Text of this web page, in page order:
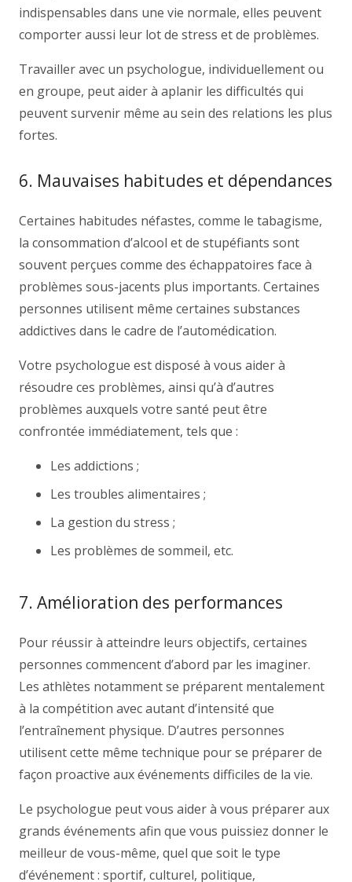
indispensables dans une vie normale, elles peuvent
comporter aussi leur lot de stress et de problèmes.
Travailler avec un psychologue, individuellement ou
en groupe, peut aider à aplanir les difficultés qui
peuvent survenir même au sein des relations les plus
fortes.
6. Mauvaises habitudes et dépendances
Certaines habitudes néfastes, comme le tabagisme,
la consommation d’alcool et de stupéfiants sont
souvent perçues comme des échappatoires face à
problèmes sous-jacents plus importants. Certaines
personnes utilisent même certaines substances
addictives dans le cadre de l’automédication.
Votre psychologue est disposé à vous aider à
résoudre ces problèmes, ainsi qu’à d’autres
problèmes auxquels votre santé peut être
confrontée immédiatement, tels que :
Les addictions ;
Les troubles alimentaires ;
La gestion du stress ;
Les problèmes de sommeil, etc.
7. Amélioration des performances
Pour réussir à atteindre leurs objectifs, certaines
personnes commencent d’abord par les imaginer.
Les athlètes notamment se préparent mentalement
à la compétition avec autant d’intensité que
l’entraînement physique. D’autres personnes
utilisent cette même technique pour se préparer de
façon proactive aux événements difficiles de la vie.
Le psychologue peut vous aider à vous préparer aux
grands événements afin que vous puissiez donner le
meilleur de vous-même, quel que soit le type
d’événement : sportif, culturel, politique,